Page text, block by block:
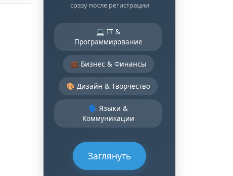
сразу после регистрации
💻 IT &
Программирование
💼 Бизнес & Финансы
🎨 Дизайн & Творчество
🗣️ Языки &
Коммуникации
Заглянуть